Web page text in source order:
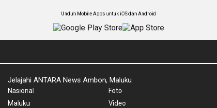
Unduh Mobile Apps untuk iOS dan Android
Jelajahi ANTARA News Ambon, Maluku
Nasional
Maluku
Foto
Video